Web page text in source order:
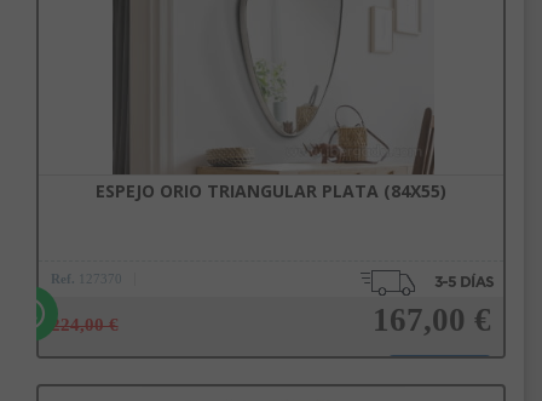
ESPEJO ORIO TRIANGULAR PLATA (84X55)
Ref. 127370
224,00 € 167,00 €